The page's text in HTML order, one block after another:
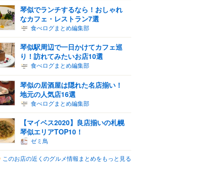
琴似でランチするなら！おしゃれ
なカフェ・レストラン7選
食べログまとめ編集部
琴似駅周辺で一日かけてカフェ巡
り！訪れてみたいお店10選
食べログまとめ編集部
琴似の居酒屋は隠れた名店揃い！
地元の人気店16選
食べログまとめ編集部
【マイベス2020】良店揃いの札幌
琴似エリアTOP10！
ゼミ鳥
このお店の近くのグルメ情報まとめをもっと見る